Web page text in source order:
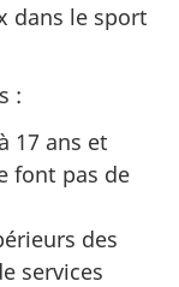
dans le sport
:
17 ans et
font pas de
des
services